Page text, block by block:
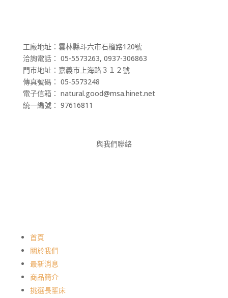
工廠地址：雲林縣斗六市石榴路120號
洽詢電話： 05-5573263, 0937-306863
門市地址：嘉義市上海路３１２號
傳真號碼： 05-5573248
電子信箱： natural.good@msa.hinet.net
統一編號： 97616811
與我們聯絡
首頁
關於我們
最新消息
商品簡介
挑選長輩床